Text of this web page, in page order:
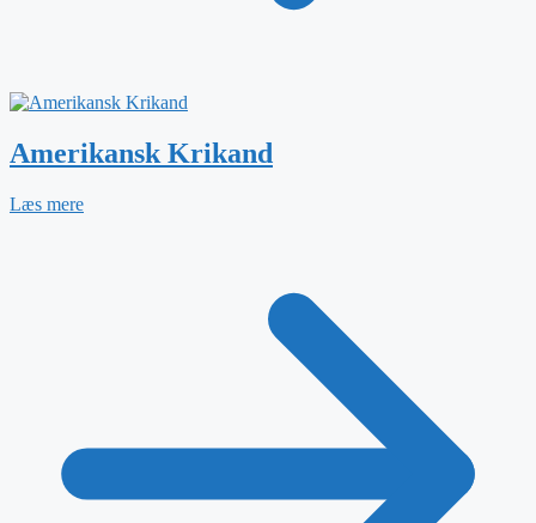
Amerikansk Krikand
Læs mere